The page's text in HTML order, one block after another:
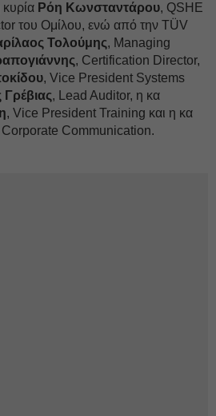
Ρόη Κωνσταντάρου, QSHE
του Ομίλου, ενώ από την TÜV
Τολούμης, Managing
, Certification Director,
, Vice President Systems
, Lead Auditor, η κα
, Vice President Training και η κα
Corporate Communication.